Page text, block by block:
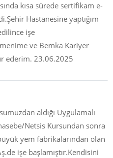
kısa sürede sertifikam e-
Hastanesine yaptığım
işe
ve Bemka Kariyer
ederim. 23.06.2025
aldığı Uygulamalı
Netsis Kursundan sonra
yem fabrikalarından olan
işe başlamıştır.Kendisini